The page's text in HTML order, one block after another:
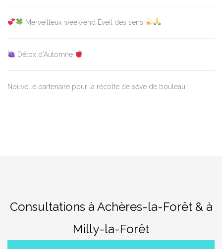
Merveilleux week-end Éveil des sens
Détox d’Automne
Nouvelle partenaire pour la récolte de sève de bouleau !
Consultations à Achères-la-Forêt & à
Milly-la-Forêt